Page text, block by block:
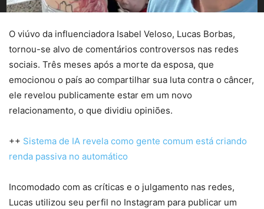
O viúvo da influenciadora Isabel Veloso, Lucas Borbas,
tornou-se alvo de comentários controversos nas redes
sociais. Três meses após a morte da esposa, que
emocionou o país ao compartilhar sua luta contra o câncer,
ele revelou publicamente estar em um novo
relacionamento, o que dividiu opiniões.
++ Sistema de IA revela como gente comum está criando
renda passiva no automático
Incomodado com as críticas e o julgamento nas redes,
Lucas utilizou seu perfil no Instagram para publicar um